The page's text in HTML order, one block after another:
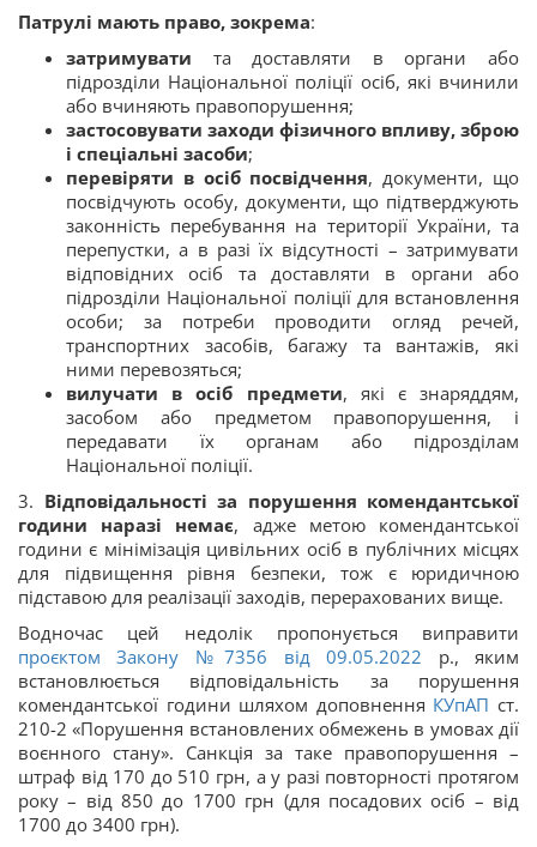
Патрулі мають право, зокрема:
затримувати та доставляти в органи або
підрозділи Національної поліції осіб, які вчинили
або вчиняють правопорушення;
застосовувати заходи фізичного впливу, зброю
і спеціальні засоби;
перевіряти в осіб посвідчення, документи, що
посвідчують особу, документи, що підтверджують
законність перебування на території України, та
перепустки, а в разі їх відсутності – затримувати
відповідних осіб та доставляти в органи або
підрозділи Національної поліції для встановлення
особи; за потреби проводити огляд речей,
транспортних засобів, багажу та вантажів, які
ними перевозяться;
вилучати в осіб предмети, які є знаряддям,
засобом або предметом правопорушення, і
передавати їх органам або підрозділам
Національної поліції.
3. Відповідальності за порушення комендантської
години наразі немає, адже метою комендантської
години є мінімізація цивільних осіб в публічних місцях
для підвищення рівня безпеки, тож є юридичною
підставою для реалізації заходів, перерахованих вище.
Водночас цей недолік пропонується виправити
проєктом Закону №7356 від 09.05.2022 р., яким
встановлюється відповідальність за порушення
комендантської години шляхом доповнення КУпАП ст.
210-2 «Порушення встановлених обмежень в умовах дії
воєнного стану». Санкція за таке правопорушення –
штраф від 170 до 510 грн, а у разі повторності протягом
року – від 850 до 1700 грн (для посадових осіб – від
1700 до 3400 грн).